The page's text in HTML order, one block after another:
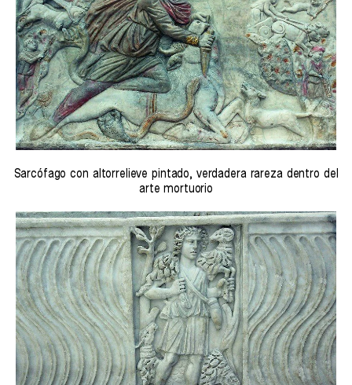
Sarcófago con altorrelieve pintado, verdadera rareza dentro del
arte mortuorio